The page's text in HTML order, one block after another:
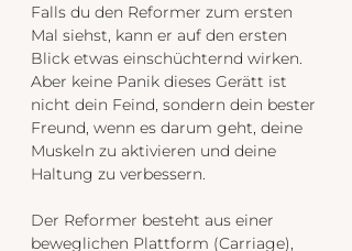
Falls du den Reformer zum ersten
Mal siehst, kann er auf den ersten
Blick etwas einschüchternd wirken.
Aber keine Panik dieses Gerätt ist
nicht dein Feind, sondern dein bester
Freund, wenn es darum geht, deine
Muskeln zu aktivieren und deine
Haltung zu verbessern.
Der Reformer besteht aus einer
beweglichen Plattform (Carriage),